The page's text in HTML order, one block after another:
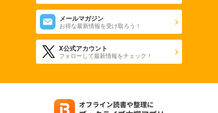
メールマガジン
お得な最新情報を受け取ろう！
X公式アカウント
フォローして最新情報をチェック！